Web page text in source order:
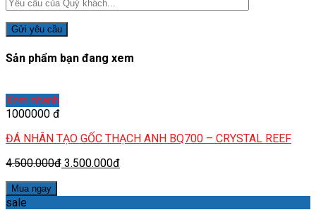
Sản phẩm bạn đang xem
Xem nhanh
1000000 đ
ĐÁ NHÂN TẠO GỐC THẠCH ANH BQ700 – CRYSTAL REEF
4.500.000đ 3.500.000đ
Mua ngay
sale